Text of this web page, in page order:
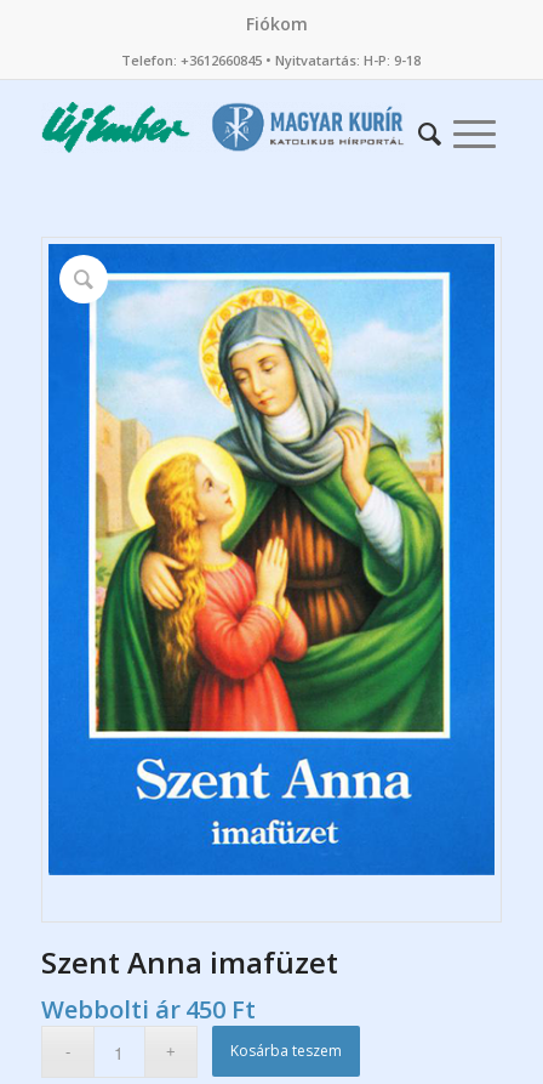
Fiókom
Telefon: +3612660845 • Nyitvatartás: H-P: 9-18
Szent Anna imafüzet
Webbolti ár 450 Ft
Kosárba teszem